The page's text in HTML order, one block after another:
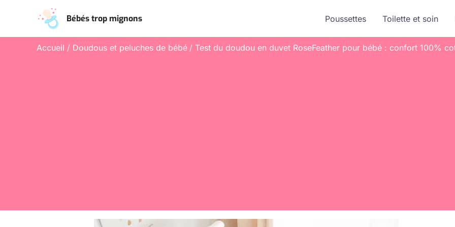
contenu
Bébés trop mignons Poussettes Toilette et soin
Accueil Doudous et peluches de bébé Test du doudou en duvet RoseFeather pour bébé : confort 100%